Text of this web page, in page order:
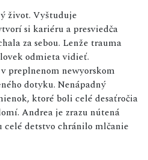
život. Vyštuduje
si kariéru a presviedča
za sebou. Lenže trauma
odmieta vidieť.
preplnenom newyorskom
dotyku. Nenápadný
ktoré boli celé desaťročia
Andrea je zrazu nútená
detstvo chránilo mlčanie